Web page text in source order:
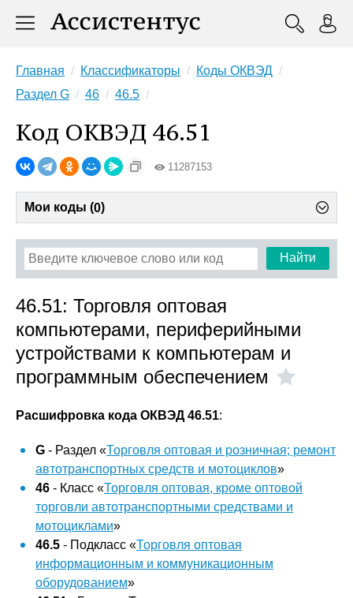
Главная Классификаторы
Коды ОКВЭД
Раздел G
46 46.5
Код ОКВЭД 46.51
11287153
Мои коды (0)
Найти
46.51: Торговля оптовая
компьютерами, периферийными
устройствами к компьютерам и
программным обеспечением
Расшифровка кода ОКВЭД 46.51:
G - Раздел «Торговля оптовая и розничная; ремонт
автотранспортных средств и мотоциклов»
46 - Класс «Торговля оптовая, кроме оптовой
торговли автотранспортными средствами и
мотоциклами»
46.5 - Подкласс «Торговля оптовая
информационным и коммуникационным
оборудованием»